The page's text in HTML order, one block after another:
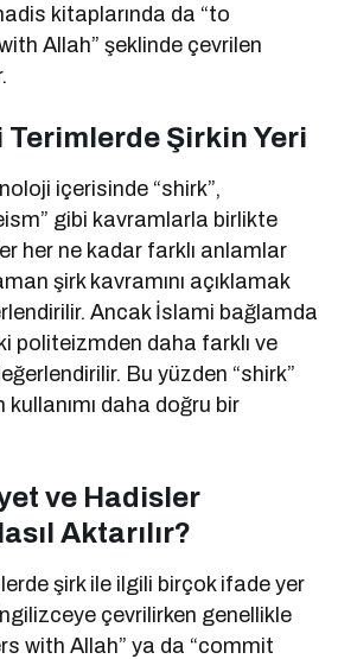
kitaplarında da “to
Allah” şeklinde çevrilen
Şirkin Yeri
içerisinde “shirk”,
gibi kavramlarla birlikte
her ne kadar farklı anlamlar
şirk kavramını açıklamak
Ancak İslami bağlamda
politeizmden daha farklı ve
Bu yüzden “shirk”
daha doğru bir
ve Hadisler
Aktarılır?
şirk ile ilgili birçok ifade yer
çevrilirken genellikle
with Allah” ya da “commit